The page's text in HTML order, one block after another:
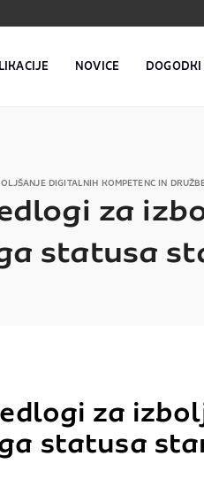
NOVICE DOGODKI
DIGITALNIH KOMPETENC IN
za
statusa
za
statusa